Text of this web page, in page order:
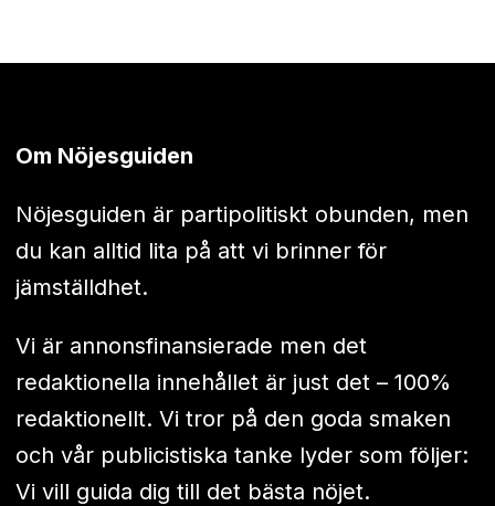
Om Nöjesguiden
Nöjesguiden är partipolitiskt obunden, men
du kan alltid lita på att vi brinner för
jämställdhet.
Vi är annonsfinansierade men det
redaktionella innehållet är just det – 100%
redaktionellt. Vi tror på den goda smaken
och vår publicistiska tanke lyder som följer:
Vi vill guida dig till det bästa nöjet.